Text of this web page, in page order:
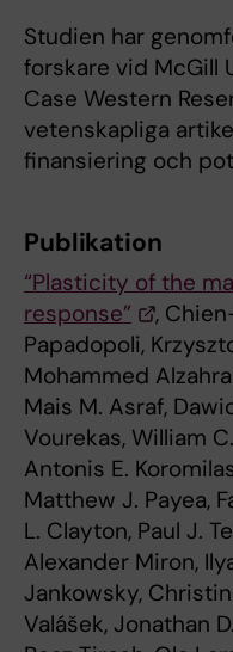
Studien har
forskare vid McGill
Case Western
vetenskapliga
finansiering och
Publikation
“Plasticity of the
response”
,
Papadopoli,
Mohammed
Mais M. Asraf,
Vourekas, William
Antonis E.
Matthew J. Payea,
L. Clayton, Paul J.
Alexander Miron,
Jankowsky,
Valášek, Jonathan